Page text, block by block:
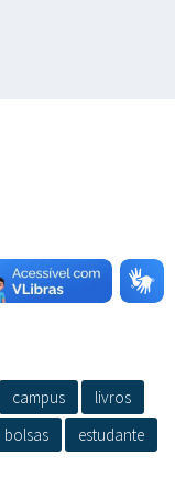
campus
livros
bolsas
estudante